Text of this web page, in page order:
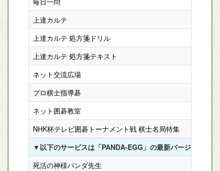
上達カルテ
上達カルテ 処方箋ドリル
上達カルテ 処方箋テキスト
ネット交流広場
プロ棋士指導碁
ネット囲碁教室
NHK杯テレビ囲碁トーナメント戦 棋士名局特集
▼以下のサービスは「PANDA-EGG」の最新バージョン（
死活の神様パンダ先生